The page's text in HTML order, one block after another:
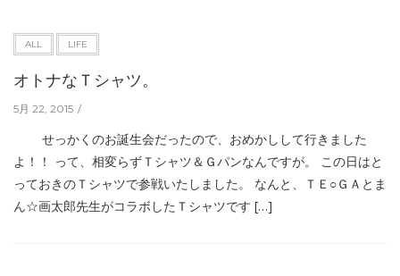
ALL LIFE
オトナなＴシャツ。
5月 22, 2015
せっかくのお誕生会だったので、おめかしして行きました
よ！！ って、相変らずＴシャツ＆Ｇパンなんですが。 この日はと
っておきのＴシャツで参戦いたしました。 なんと、ＴＥ○ＧＡとま
ん☆画太郎先生がコラボしたＴシャツです […]